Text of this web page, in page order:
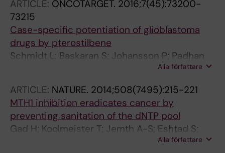
Henriksson M; Andersson Y; Homan E;
Helleday T; Stenmark P
ARTICLE: ONCOTARGET. 2016;7(45):73200-
73215
Case-specific potentiation of glioblastoma
drugs by pterostilbene
Schmidt L; Baskaran S; Johansson P; Padhan
N; Matuszewski D; Green LC; Elfineh L; Wee S;
Haggblad M; Martens U; Westermark B;
Forsberg-Nilsson K; Uhrbom L; Claesson-
Welsh L; Andang M; Sintorn I-M; Lundgren B;
Lonnstedt I; Krona C; Nelander S
Alla författare
ARTICLE: NATURE. 2014;508(7495):215-221
MTH1 inhibition eradicates cancer by
preventing sanitation of the dNTP pool
Gad H; Koolmeister T; Jemth A-S; Eshtad S;
Jacques SA; Strom CE; Svensson LM; Schultz
Alla författare